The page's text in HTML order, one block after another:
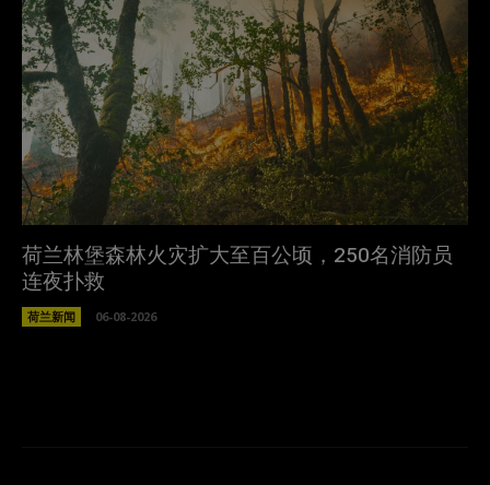
荷兰林堡森林火灾扩大至百公顷，250名消防员
连夜扑救
荷兰新闻 06-08-2026